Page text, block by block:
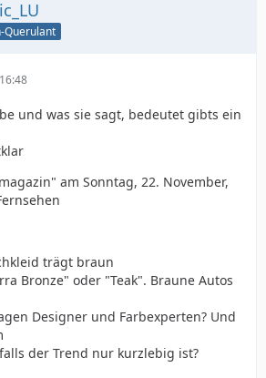
Querulant
und was sie sagt, bedeutet gibts ein
am Sonntag, 22. November,
trägt braun
Bronze" oder "Teak". Braune Autos
Designer und Farbexperten? Und
der Trend nur kurzlebig ist?